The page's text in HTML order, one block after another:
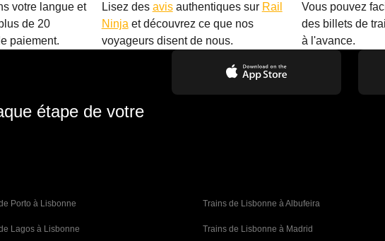
votre langue et
de 20
paiement.
Lisez des avisauthentiques sur Rail
Ninja et découvrez ce que nos
voyageurs disent de nous.
Vous pouvez
des billets de
à l'avance.
étape de votre
Porto à Lisbonne Trains de Lisbonne à Albufeira
Lagos à Lisbonne Trains de Lisbonne à Madrid